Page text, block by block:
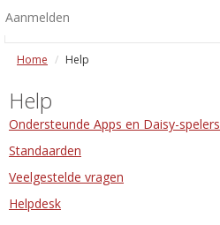
Aanmelden
Home Help
Help
Ondersteunde Apps en Daisy-spelers
Standaarden
Veelgestelde vragen
Helpdesk